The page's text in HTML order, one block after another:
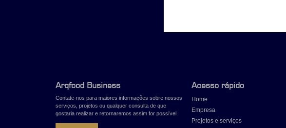
Arqfood Business
Contate-nos para maiores informações sobre nossos
serviços, projetos ou qualquer consulta de que
gostaria realizar e retornaremos assim for possível.
Acesso rápido
Home
Empresa
Projetos e serviços